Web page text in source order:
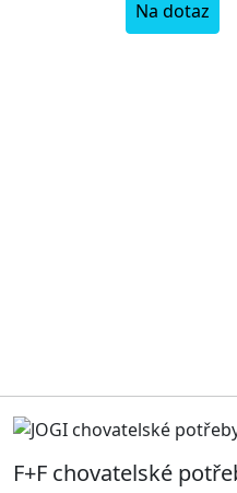
Na dotaz
F+F chovatelské